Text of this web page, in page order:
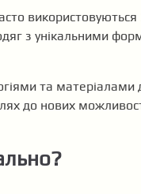
з унікальними
та
до нових